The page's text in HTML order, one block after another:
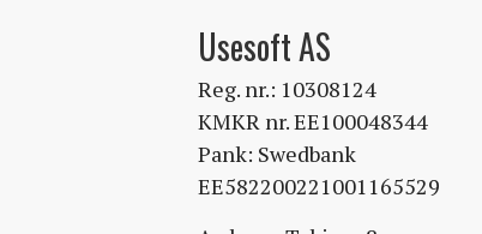
Usesoft AS
Reg. nr.: 10308124
KMKR nr. EE100048344
Pank: Swedbank
EE582200221001165529